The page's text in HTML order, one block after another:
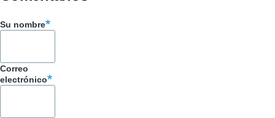
Su nombre
Correo
electrónico